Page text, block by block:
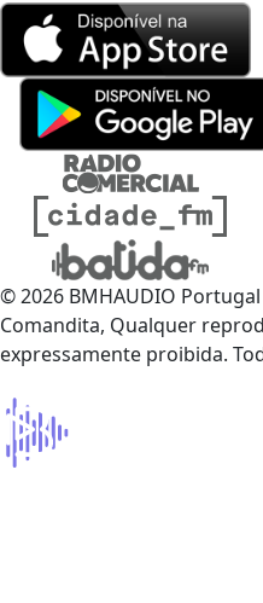
© 2026 BMHAUDIO
Comandita, Qualquer
expressamente proibida.